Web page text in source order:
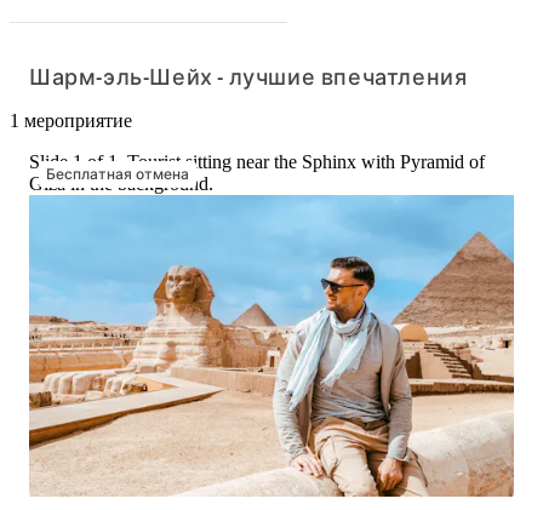
Шарм-эль-Шейх - лучшие впечатления
1 мероприятие
Бесплатная отмена
Slide 1 of 1, Tourist sitting near the Sphinx with Pyramid of
Giza in the background.